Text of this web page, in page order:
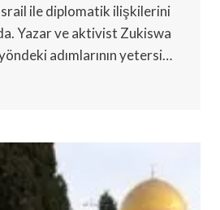
ile diplomatik ilişkilerini
Yazar ve aktivist Zukiswa
adımlarının yetersi…